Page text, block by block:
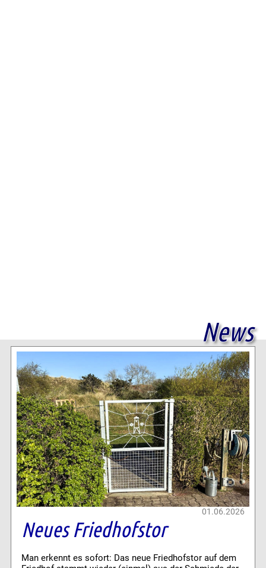
News
01.06.2026
Neues Friedhofstor
Man erkennt es sofort: Das neue Friedhofstor auf dem